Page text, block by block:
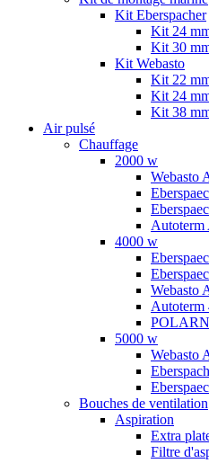
Kit Eberspacher
Kit 24
Kit 30
Kit Webasto
Kit 22
Kit 24
Kit 38
Air pulsé
Chauffage
2000 w
Webasto
Autoterm
4000 w
Webasto
Autoterm
5000 w
Webasto
Bouches de ventilation
Aspiration
Extra
Filtre